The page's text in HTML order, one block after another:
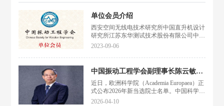
单位会员介绍
西安空间无线电技术研究所中国直升机设计
研究所江苏东华测试技术股份有限公司中国
运载火箭技术研究院中国航空工业集团公司
州）有限公司中国船舶集团有限公司第七一
九研究所株洲时代新材料科技股份有限公司
槃实科技（深圳）有限公司慧石（上海）测
控科技有限公司中国航空工业集团第一飞机
设计研究院杭州集智机电股份有限公司
2023-09-06
中国振动工程学会副理事长陈云敏院士当选2026年欧洲科学院院士
近日，欧洲科学院（Academia Europaea）正
式公布2026年新当选院士名单。中国科学院
院士、中国振动工程学会副理事长、浙江大
2026-04-10